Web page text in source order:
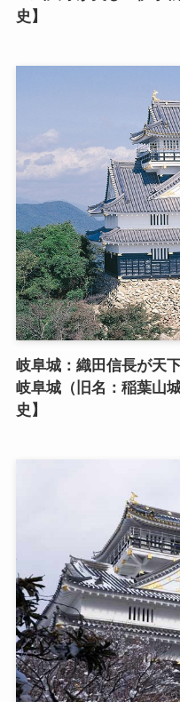
史】
岐阜城：織田信長が天
岐阜城（旧名：稲葉山
史】